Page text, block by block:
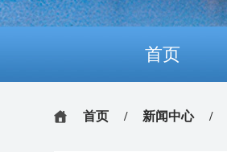
首页
首页 / 新闻中心 /